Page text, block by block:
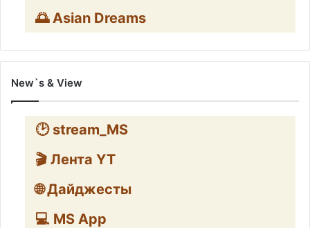
🌅 Asian Dreams
New`s & View
🕑 stream_MS
🎬 Лента YT
🌐 Дайджесты
💻 MS App